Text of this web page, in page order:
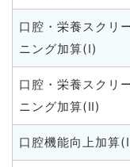
口腔・栄養スクリ
ニング加算(Ⅰ)
口腔・栄養スクリ
ニング加算(Ⅱ)
口腔機能向上加算